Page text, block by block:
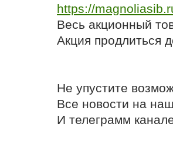
https://
Весь акционный
Акция продлиться
Не упустите
Все новости на
И телеграмм